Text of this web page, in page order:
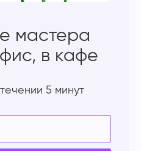
мастера
в кафе
5 минут